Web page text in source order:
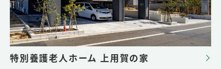
特別養護老人ホーム 上用賀の家